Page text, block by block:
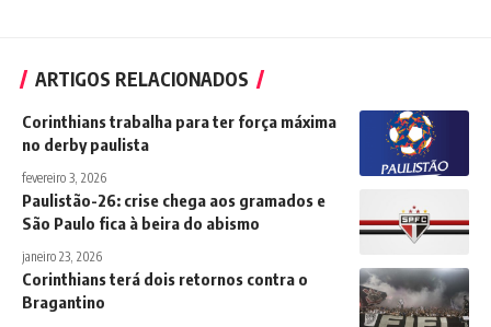
ARTIGOS RELACIONADOS
Corinthians trabalha para ter força máxima
no derby paulista
fevereiro 3, 2026
Paulistão-26: crise chega aos gramados e
São Paulo fica à beira do abismo
janeiro 23, 2026
Corinthians terá dois retornos contra o
Bragantino